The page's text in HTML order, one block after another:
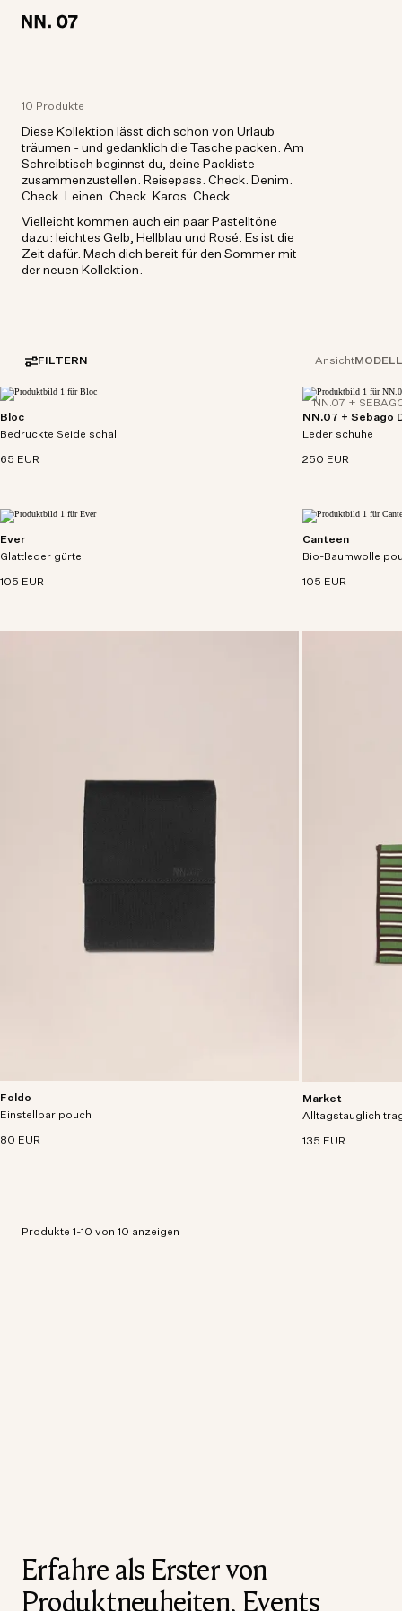
10 Produkte
Diese Kollektion lässt dich schon von Urlaub
träumen - und gedanklich die Tasche packen. Am
Schreibtisch beginnst du, deine Packliste
zusammenzustellen. Reisepass. Check. Denim.
Check. Leinen. Check. Karos. Check.
Vielleicht kommen auch ein paar Pastelltöne
dazu: leichtes Gelb, Hellblau und Rosé. Es ist die
Zeit dafür. Mach dich bereit für den Sommer mit
der neuen Kollektion.
FILTERN AnsichtMODELL
Bloc
Bedruckte Seide schal
65 EUR
Luxuriöser Seidenschal aus leichtem Twill mit
NN07-Logo- und Fleur-Artwork-Prints.
NN.07 +
NN.07 + Sebago
Leder schuhe
250 EUR
Die NN.07 +
Bootsschuhe
Ever
Glattleder gürtel
105 EUR
Premium leather belt with nickel-free palladium
finish buckle and adjustable loop.
Canteen
Bio-Baumwolle
105 EUR
Vielseitiger
Popeline in
Foldo
Einstellbar pouch
80 EUR
Moderne gefaltete Tasche aus recyceltem
Polyester-Interlock mit verstellbarem Nylon-
Market
Alltagstauglich
135 EUR
Geräumige,
Polyester im
Produkte 1-10 von 10 anzeigen
Erfahre als Erster von
Produktneuheiten, Events